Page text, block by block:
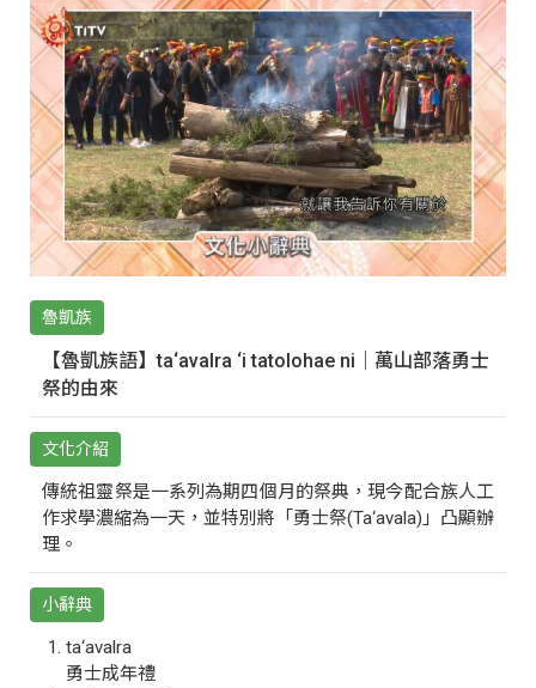
魯凱族
【魯凱族語】ta‘avalra ‘i tatolohae ni｜萬山部落勇士
祭的由來
文化介紹
傳統祖靈祭是一系列為期四個月的祭典，現今配合族人工
作求學濃縮為一天，並特別將「勇士祭(Ta‘avala)」凸顯辦
理。
小辭典
ta‘avalra
勇士成年禮